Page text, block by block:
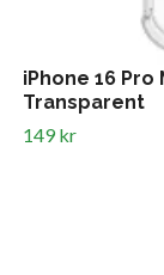
iPhone 16
Transparent
149 kr